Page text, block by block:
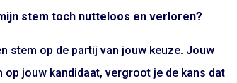
stem toch nutteloos en verloren?
stem op de partij van jouw keuze. Jouw
op jouw kandidaat, vergroot je de kans dat